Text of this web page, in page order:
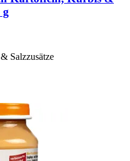
g
Salzzusätze